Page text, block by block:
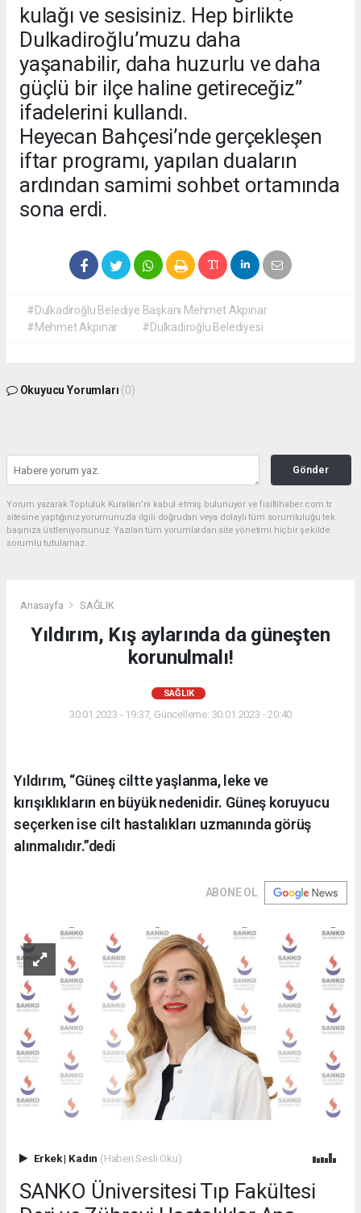
kulağı ve sesisiniz. Hep birlikte
Dulkadiroğlu’muzu daha
yaşanabilir, daha huzurlu ve daha
güçlü bir ilçe haline getireceğiz”
ifadelerini kullandı.
Heyecan Bahçesi’nde gerçekleşen
iftar programı, yapılan duaların
ardından samimi sohbet ortamında
sona erdi.
#Dulkadiroğlu Belediye Başkanı Mehmet Akpınar
#Mehmet Akpınar
#Dulkadiroğlu Belediyesi
Okuyucu Yorumları (0)
Gönder
Yorum yazarak Topluluk Kuralları’nı kabul etmiş bulunuyor ve fisiltihaber.com.tr
sitesine yaptığınız yorumunuzla ilgili doğrudan veya dolaylı tüm sorumluluğu tek
başınıza üstleniyorsunuz. Yazılan tüm yorumlardan site yönetimi hiçbir şekilde
sorumlu tutulamaz.
Anasayfa SAĞLIK
Yıldırım, Kış aylarında da güneşten
korunulmalı!
SAĞLIK
30.01.2023 - 19:37, Güncelleme: 30.01.2023 - 20:40
Yıldırım, “Güneş ciltte yaşlanma, leke ve
kırışıklıkların en büyük nedenidir. Güneş koruyucu
seçerken ise cilt hastalıkları uzmanında görüş
alınmalıdır.”dedi
ABONE OL
Erkek| Kadın (Haberi Sesli Oku)
SANKO Üniversitesi Tıp Fakültesi